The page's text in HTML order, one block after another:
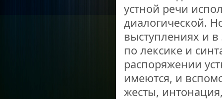
устной речи
диалогической.
выступлениях и в
по лексике и
распоряжении
имеются, и
жесты,